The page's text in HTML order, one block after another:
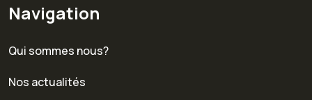
Navigation
Qui sommes nous?
Nos actualités